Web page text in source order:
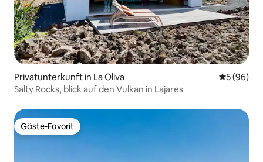
Privatunterkunft in La Oliva
5 (96)
Salty Rocks, blick auf den Vulkan in Lajares
Gäste-Favorit
Gäste-Favorit